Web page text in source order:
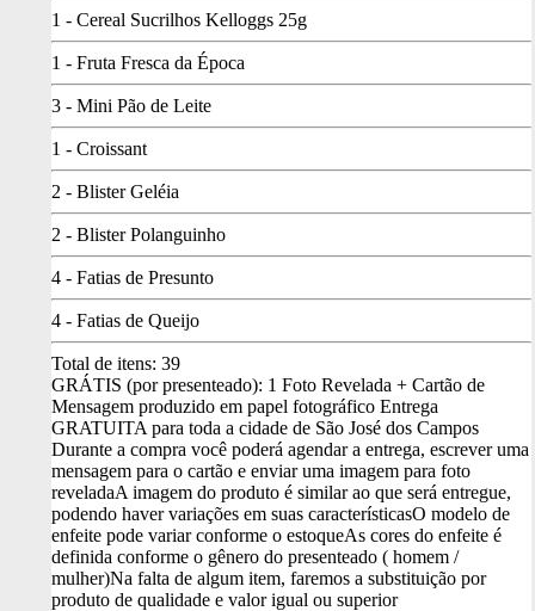
1 - Cereal Sucrilhos Kelloggs 25g
1 - Fruta Fresca da Época
3 - Mini Pão de Leite
1 - Croissant
2 - Blister Geléia
2 - Blister Polanguinho
4 - Fatias de Presunto
4 - Fatias de Queijo
Total de itens: 39
GRÁTIS (por presenteado): 1 Foto Revelada + Cartão de
Mensagem produzido em papel fotográfico Entrega
GRATUITA para toda a cidade de São José dos Campos
Durante a compra você poderá agendar a entrega, escrever uma
mensagem para o cartão e enviar uma imagem para foto
reveladaA imagem do produto é similar ao que será entregue,
podendo haver variações em suas característicasO modelo de
enfeite pode variar conforme o estoqueAs cores do enfeite é
definida conforme o gênero do presenteado ( homem /
mulher)Na falta de algum item, faremos a substituição por
produto de qualidade e valor igual ou superior